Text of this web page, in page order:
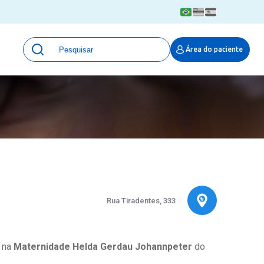
Área do paciente
Unidades
Qualidade e Segurança em saúde
Pesquisa Hospital Moinhos de Vento
Pronto Atendimento Digital
Rua Tiradentes, 333
Maternidade Helda Gerdau Johannpeter do